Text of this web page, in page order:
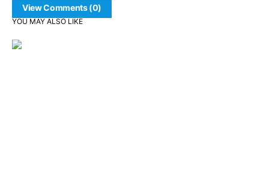
View Comments (0)
YOU MAY ALSO LIKE